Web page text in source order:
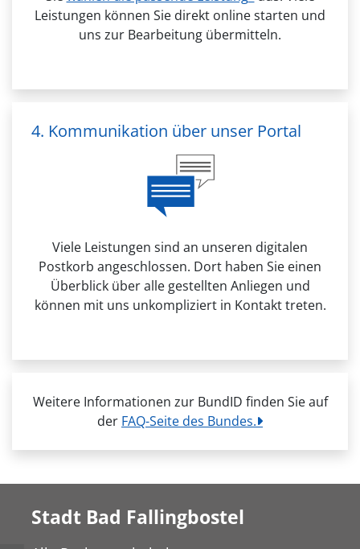
Leistungen können Sie direkt online starten und
uns zur Bearbeitung übermitteln.
4. Kommunikation über unser Portal
Viele Leistungen sind an unseren digitalen
Postkorb angeschlossen. Dort haben Sie einen
Überblick über alle gestellten Anliegen und
können mit uns unkompliziert in Kontakt treten.
Weitere Informationen zur BundID finden Sie auf
der FAQ-Seite des Bundes.
Stadt Bad Fallingbostel